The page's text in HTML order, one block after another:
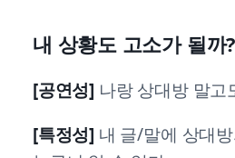
내 상황도 고소가 될까
[공연성] 나랑 상대방 말고
[특정성] 내 글/말에 상대